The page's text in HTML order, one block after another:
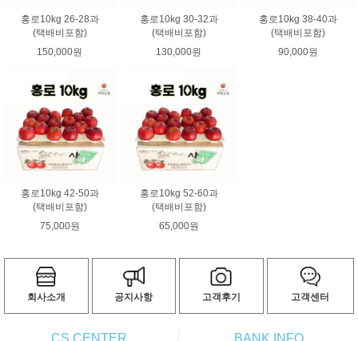
홍로10kg 26-28과
(택배비포함)
150,000원
홍로10kg 30-32과
(택배비포함)
130,000원
홍로10kg 38-40과
(택배비포함)
90,000원
홍로10kg 42-50과
(택배비포함)
75,000원
홍로10kg 52-60과
(택배비포함)
65,000원
회사소개 공지사항 고객후기 고객센터
CS CENTER BANK INFO